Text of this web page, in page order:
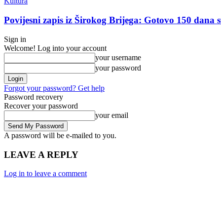
Povijesni zapis iz Širokog Brijega: Gotovo 150 dana
Sign in
Welcome! Log into your account
your username
your password
Forgot your password? Get help
Password recovery
Recover your password
your email
A password will be e-mailed to you.
LEAVE A REPLY
Log in to leave a comment